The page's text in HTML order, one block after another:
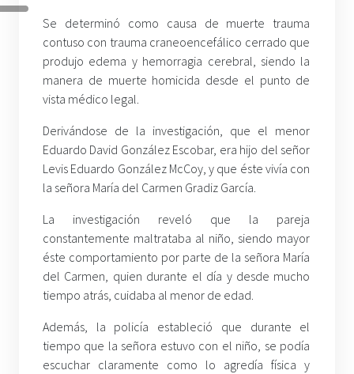
Se determinó como causa de muerte trauma
contuso con trauma craneoencefálico cerrado que
produjo edema y hemorragia cerebral, siendo la
manera de muerte homicida desde el punto de
vista médico legal.
Derivándose de la investigación, que el menor
Eduardo David González Escobar, era hijo del señor
Levis Eduardo González McCoy, y que éste vivía con
la señora María del Carmen Gradiz García.
La investigación reveló que la pareja
constantemente maltrataba al niño, siendo mayor
éste comportamiento por parte de la señora María
del Carmen, quien durante el día y desde mucho
tiempo atrás, cuidaba al menor de edad.
Además, la policía estableció que durante el
tiempo que la señora estuvo con el niño, se podía
escuchar claramente como lo agredía física y